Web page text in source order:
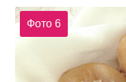
Фото 6